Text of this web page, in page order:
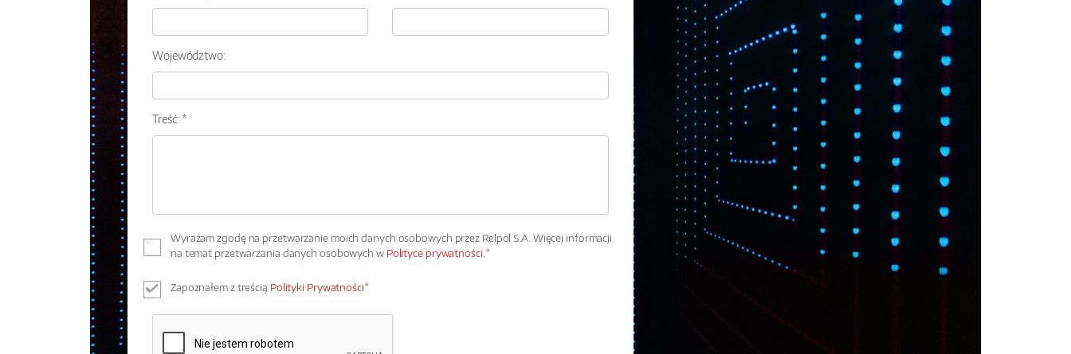
Województwo:
Treść: *
Wyrażam zgodę na przetwarzanie moich danych osobowych przez Relpol S.A. Więcej informacji
na temat przetwarzania danych osobowych w Polityce prywatności.*
Zapoznałem z treścią Polityki Prywatności*